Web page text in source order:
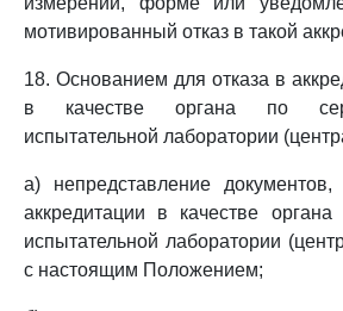
мотивированный отказ в такой
18. Основанием для отказа в
в качестве органа по
испытательной лаборатории
а) непредставление
аккредитации в качестве
испытательной лаборатории
с настоящим Положением;